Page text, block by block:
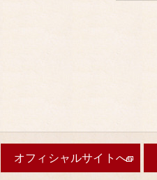
オフィシャルサイトへ